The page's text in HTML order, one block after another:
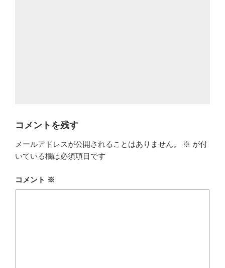
コメントを残す
メールアドレスが公開されることはありません。 ※ が付
いている欄は必須項目です
コメント ※